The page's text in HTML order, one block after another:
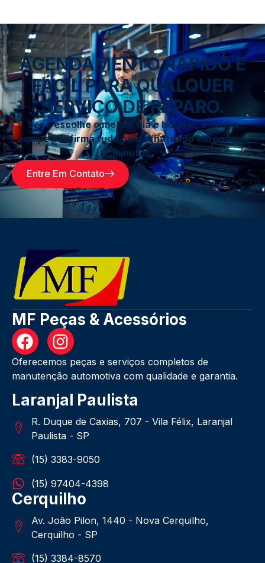
AGENDAMENTO RÁPIDO E
FÁCIL PARA QUALQUER
SERVIÇO DE REPARO.
Você escolhe o melhor dia e horário, e nossa
equipe confirma tudo pelo WhatsApp em poucos
minutos.
Entre Em Contato
MF Peças & Acessórios
Oferecemos peças e serviços completos de
manutenção automotiva com qualidade e garantia.
Laranjal Paulista
R. Duque de Caxias, 707 - Vila Félix, Laranjal
Paulista - SP
(15) 3383-9050
(15) 97404-4398
Cerquilho
Av. João Pilon, 1440 - Nova Cerquilho,
Cerquilho - SP
(15) 3384-8570